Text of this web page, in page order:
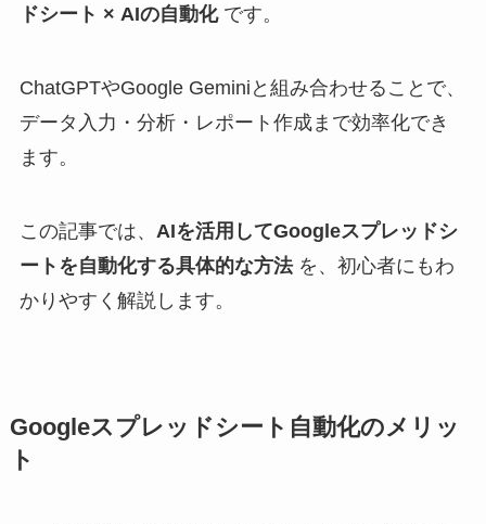
ドシート × AIの自動化です。
ChatGPTやGoogle Geminiと組み合わせることで、
データ入力・分析・レポート作成まで効率化でき
ます。
この記事では、 AIを活用してGoogleスプレッドシ
ートを自動化する具体的な方法を、初心者にもわ
かりやすく解説します。
Googleスプレッドシート自動化のメリッ
ト